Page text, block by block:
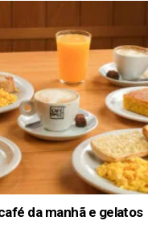
da manhã e gelatos